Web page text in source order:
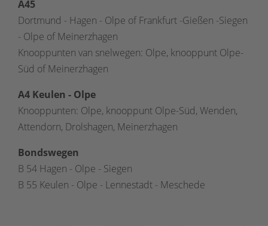
A45
Dortmund - Hagen - Olpe of Frankfurt -Gießen -Siegen
- Olpe of Meinerzhagen
Knooppunten van snelwegen: Olpe, knooppunt Olpe-
Süd of Meinerzhagen
A4 Keulen - Olpe
Knooppunten: Olpe, knooppunt Olpe-Süd, Wenden,
Attendorn, Drolshagen, Meinerzhagen
Bondswegen
B 54 Hagen - Olpe - Siegen
B 55 Keulen - Olpe - Lennestadt - Meschede